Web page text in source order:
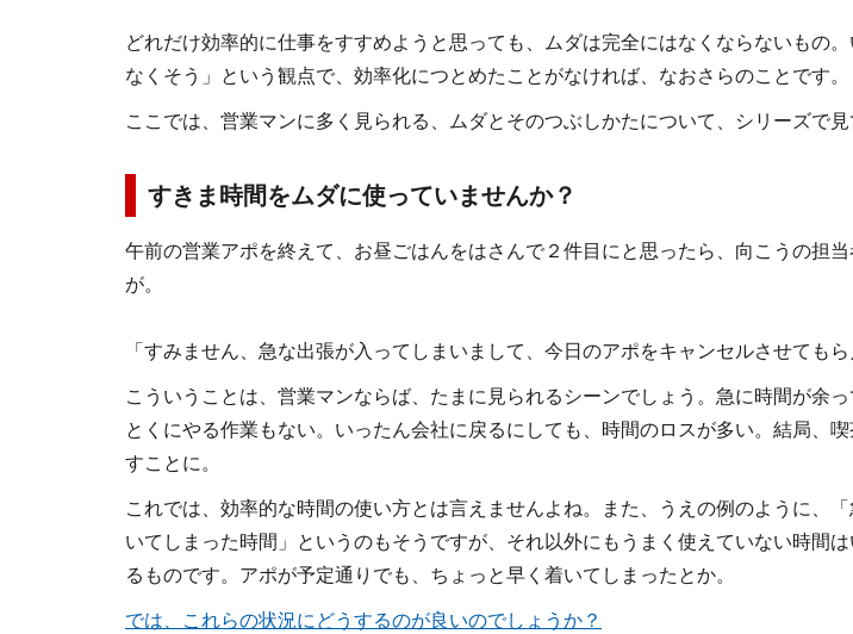
どれだけ効率的に仕事をすすめようと思っても、ムダは完全にはなくならないもの
なくそう」という観点で、効率化につとめたことがなければ、なおさらのことです。
ここでは、営業マンに多く見られる、ムダとそのつぶしかたについて、シリーズで見
すきま時間をムダに使っていませんか？
午前の営業アポを終えて、お昼ごはんをはさんで２件目にと思ったら、向こうの担
が。
「すみません、急な出張が入ってしまいまして、今日のアポをキャンセルさせてもら
こういうことは、営業マンならば、たまに見られるシーンでしょう。急に時間が余っ
とくにやる作業もない。いったん会社に戻るにしても、時間のロスが多い。結局、
すことに。
これでは、効率的な時間の使い方とは言えませんよね。また、うえの例のように、
いてしまった時間」というのもそうですが、それ以外にもうまく使えていない時間
るものです。アポが予定通りでも、ちょっと早く着いてしまったとか。
では、これらの状況にどうするのが良いのでしょうか？